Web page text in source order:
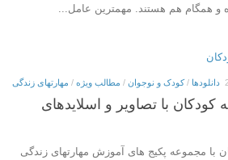
و همگام هم هستند. مهمترین عامل...
دانلودها /کودک و نوجوان / مطالب ویژه / مهارتهای زندگی
با تصاویر و اسلایدهای
با مجموعه پکیج های آموزش مهارتهای زندگی